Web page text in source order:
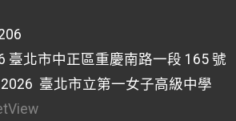
臺北市中正區重慶南路一段 165 號
臺北市立第一女子高級中學